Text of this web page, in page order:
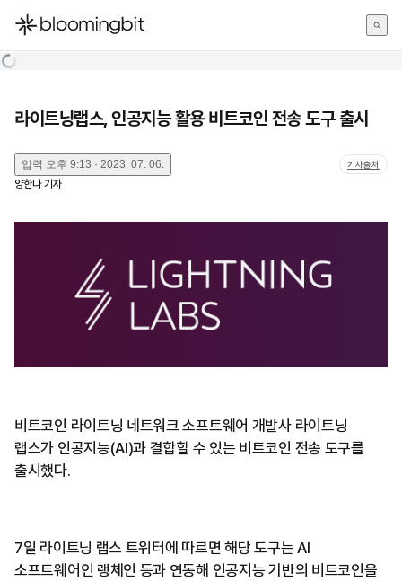
한국어
라이트닝랩스, 인공지능 활용 비트코인 전송 도구 출시
입력 오후 9:13 · 2023. 07. 06. 기사출처
양한나 기자
비트코인 라이트닝 네트워크 소프트웨어 개발사 라이트닝
랩스가 인공지능(AI)과 결합할 수 있는 비트코인 전송 도구를
출시했다.
7일 라이트닝 랩스 트위터에 따르면 해당 도구는 AI
소프트웨어인 랭체인 등과 연동해 인공지능 기반의 비트코인을